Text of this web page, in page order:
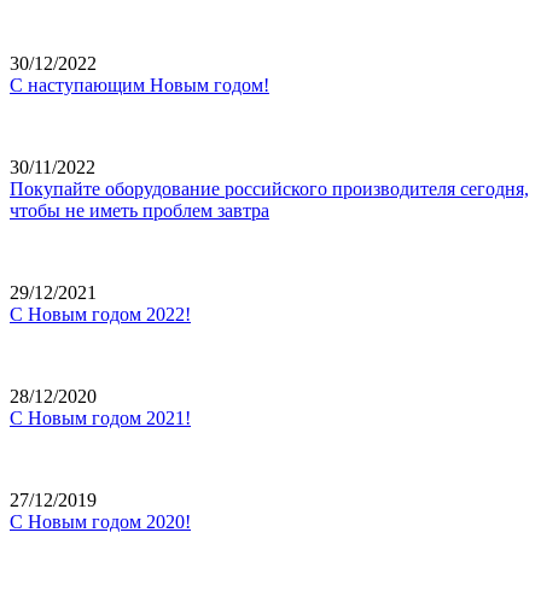
30/12/2022
С наступающим Новым годом!
30/11/2022
Покупайте оборудование российского производителя сегодня,
чтобы не иметь проблем завтра
29/12/2021
С Новым годом 2022!
28/12/2020
С Новым годом 2021!
27/12/2019
С Новым годом 2020!